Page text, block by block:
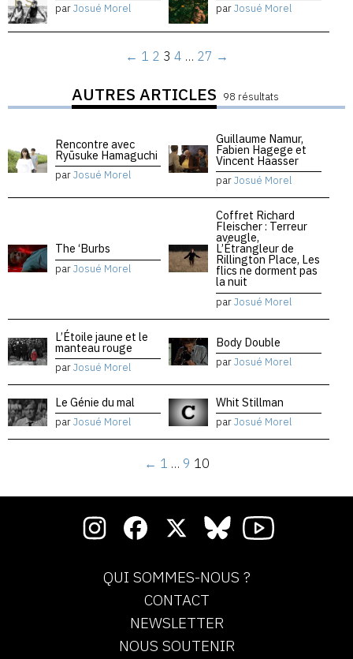
parJosué Morel parJosué Morel
← 1 2 3 4 … 27 →
AUTRES ARTICLES 98 résultats
Rencontre avec
Ryūsuke Hamaguchi
parJosué Morel
Guillaume Namur,
Fabien Hagege et
Vincent Haasser
parJosué Morel
The ‘Burbs
parJosué Morel
Coffret Richard
Fleischer : Terreur
aveugle,
L’Étrangleur de
Rillington Place, Les
flics ne dorment pas
la nuit
parJosué Morel
L’Étoile jaune et le
manteau rouge
parJosué Morel
Body Double
parJosué Morel
Le Génie du mal
parJosué Morel
Whit Stillman
parJosué Morel
← 1 … 9 10
QUI SOMMES-NOUS ?
CONTACT
NEWSLETTER
NOUS SOUTENIR